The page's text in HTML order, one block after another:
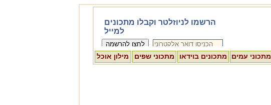
מתכוני עמים מתכונים בוידאו מתכוני שפים מילון אוכל